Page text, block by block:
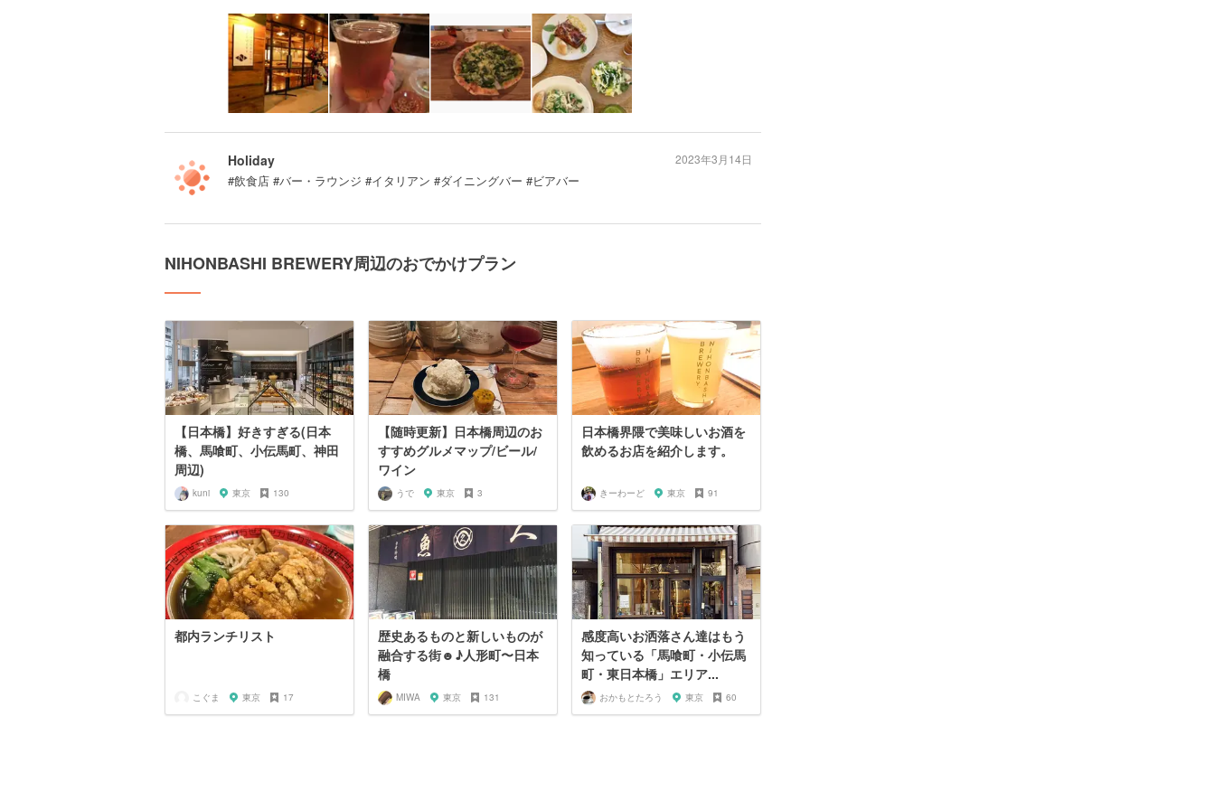
Holiday
#飲食店 #バー・ラウンジ #イタリアン #ダイニングバー #ビアバー
2023年3月14日
NIHONBASHI BREWERY周辺のおでかけプラン
【日本橋】好きすぎる(日本
橋、馬喰町、小伝馬町、神田
周辺)
kuni 東京 130
【随時更新】日本橋周辺のお
すすめグルメマップ/ビール/
ワイン
うで 東京 3
日本橋界隈で美味しいお酒を
飲めるお店を紹介します。
きーわーど 東京 91
都内ランチリスト
こぐま 東京 17
歴史あるものと新しいものが
融合する街☻♪人形町〜日本
橋
MIWA 東京 131
感度高いお洒落さん達はもう
知っている「馬喰町・小伝馬
町・東日本橋」エリア...
おかもとたろう 東京 60